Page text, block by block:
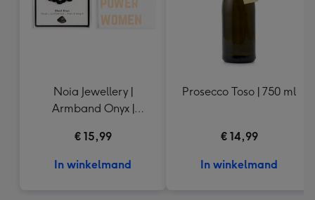
Noia Jewellery |
Armband Onyx |
€ 15,99
In winkelmand
Prosecco Toso | 750 ml
€ 14,99
In winkelmand